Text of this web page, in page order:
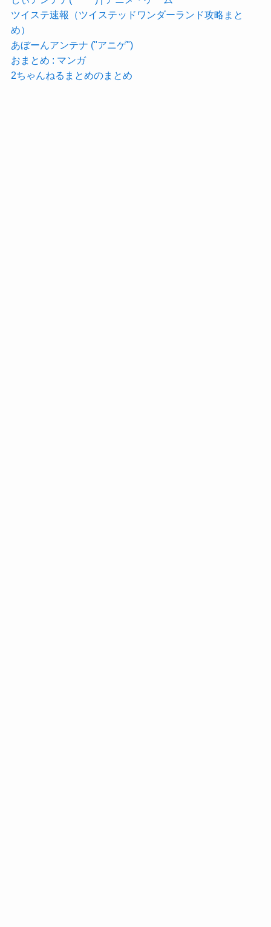
ツイステ速報（ツイステッドワンダーランド攻略まと
め）
あぼーんアンテナ ("アニゲ")
おまとめ : マンガ
2ちゃんねるまとめのまとめ